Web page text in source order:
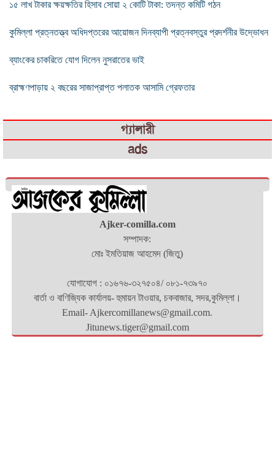
১৫ লাখ টাকার ক্ষয়ক্ষতির হিসাব সোয়া ২ কোটি টাকা: তদন্ত কমিটি গঠন
কুমিল্লা প্রত্নতত্ত্ব অধিদপ্তরের আয়োজন দিনব্যাপী প্রত্নবস্তুর প্রদর্শনীর উদ্ভোধন
ব্যাংকের চাকরিতে যোগ দিলেন নুসরাতের ভাই
ব্রাহ্মণপাড়ায় ২ বছরের সাজাপ্রাপ্ত পলাতক আসামি গ্রেফতার
গ্যালারী
ads
Ajker-comilla.com
সম্পাদক:
মোঃ ইমতিয়াজ আহমেদ (জিতু)
যোগাযোগ : ০১৬৭৬-৩২৭৫০৪/ ০৮১-৭৩৯৭০
বার্তা ও বাণিজ্যিক কার্যালয়- হুমায়ন টাওয়ার, চকবাজার, সদর,কুমিল্লা।
Email- Ajkercomillanews@gmail.com.
Jitunews.tiger@gmail.com